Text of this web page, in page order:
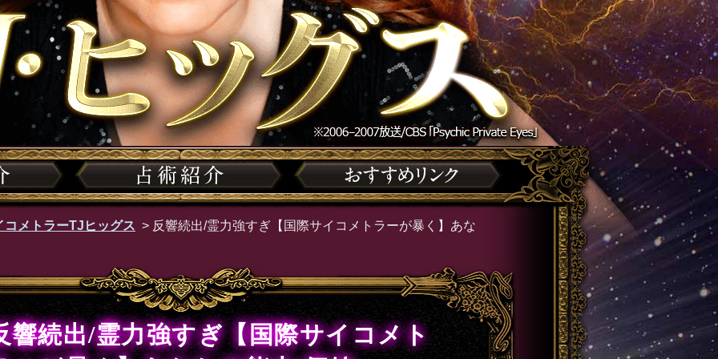
コメトラーTJヒッグス > 反響続出/霊力強すぎ【国際サイコメトラーが暴く】あな
響続出/霊力強すぎ【国際サイコメト